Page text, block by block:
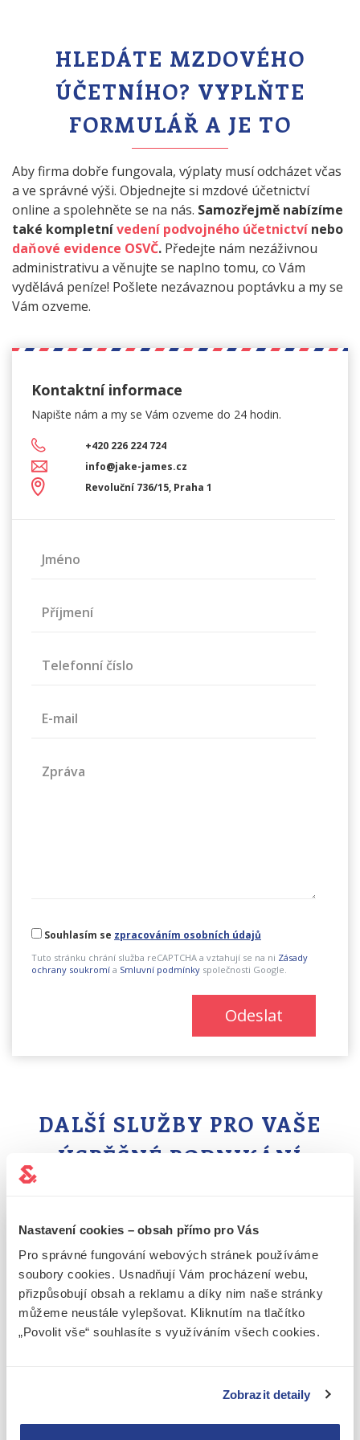
Nastavení cookies – obsah přímo pro Vás
Pro správné fungování webových stránek používáme
soubory cookies. Usnadňují Vám procházení webu,
přizpůsobují obsah a reklamu a díky nim naše stránky
můžeme neustále vylepšovat. Kliknutím na tlačítko
„Povolit vše“ souhlasíte s využíváním všech cookies.
Zobrazit detaily
HLEDÁTE MZDOVÉHO
ÚČETNÍHO? VYPLŇTE
FORMULÁŘ A JE TO
Aby firma dobře fungovala, výplaty musí odcházet včas
a ve správné výši. Objednejte si mzdové účetnictví
online a spolehněte se na nás. Samozřejmě nabízíme
také kompletnívedení podvojného účetnictví nebo
daňové evidence OSVČ. Předejte nám nezáživnou
administrativu a věnujte se naplno tomu, co Vám
vydělává peníze! Pošlete nezávaznou poptávku a my se
Vám ozveme.
Kontaktní informace
Napište nám a my se Vám ozveme do 24 hodin.
+420 226 224 724
info@jake-james.cz
Revoluční 736/15, Praha 1
Jméno
Příjmení
Telefonní číslo
E-mail
Zpráva
Souhlasím se zpracováním osobních údajů
Tuto stránku chrání služba reCAPTCHA a vztahují se na ni Zásady
ochrany soukromí a Smluvní podmínky společnosti Google.
Odeslat
DALŠÍ SLUŽBY PRO VAŠE
ÚSPĚŠNÉ PODNIKÁNÍ